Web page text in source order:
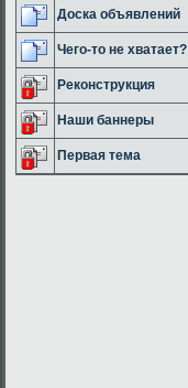
Доска объявлений
Чего-то не хватает?
Реконструкция
Наши баннеры
Первая тема